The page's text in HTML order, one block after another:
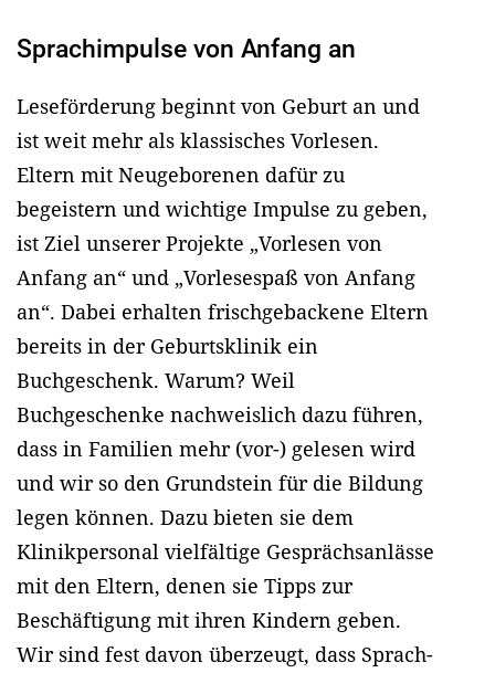
Sprachimpulse von Anfang an
Leseförderung beginnt von Geburt an und
ist weit mehr als klassisches Vorlesen.
Eltern mit Neugeborenen dafür zu
begeistern und wichtige Impulse zu geben,
ist Ziel unserer Projekte „Vorlesen von
Anfang an“ und „Vorlesespaß von Anfang
an“. Dabei erhalten frischgebackene Eltern
bereits in der Geburtsklinik ein
Buchgeschenk. Warum? Weil
Buchgeschenke nachweislich dazu führen,
dass in Familien mehr (vor-) gelesen wird
und wir so den Grundstein für die Bildung
legen können. Dazu bieten sie dem
Klinikpersonal vielfältige Gesprächsanlässe
mit den Eltern, denen sie Tipps zur
Beschäftigung mit ihren Kindern geben.
Wir sind fest davon überzeugt, dass Sprach-